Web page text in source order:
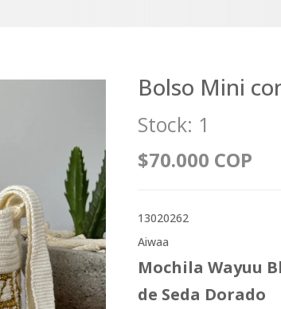
Bolso Mini
Stock: 1
$70.000 COP
13020262
Aiwaa
Mochila Wayuu
de Seda Dorado